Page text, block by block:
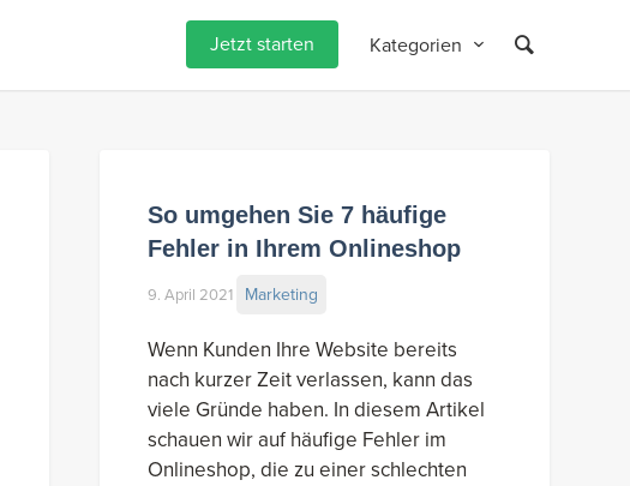
Jetzt starten Kategorien
So umgehen Sie 7 häufige
Fehler in Ihrem Onlineshop
9. April 2021 Marketing
Wenn Kunden Ihre Website bereits
nach kurzer Zeit verlassen, kann das
viele Gründe haben. In diesem Artikel
schauen wir auf häufige Fehler im
Onlineshop, die zu einer schlechten